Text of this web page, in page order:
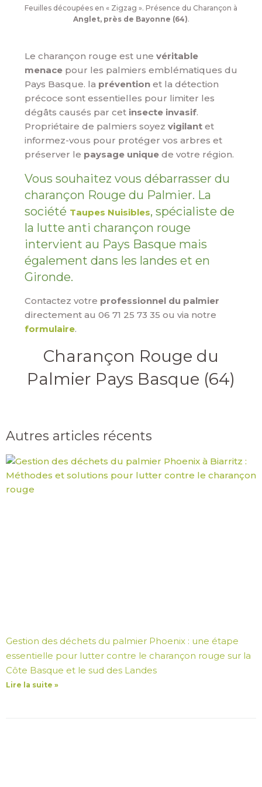
Feuilles découpées en « Zigzag ». Présence du Charançon à
Anglet, près de Bayonne (64).
Le charançon rouge est une véritable
menace pour les palmiers emblématiques du
Pays Basque. la prévention et la détection
précoce sont essentielles pour limiter les
dégâts causés par cet insecte invasif.
Propriétaire de palmiers soyez vigilant et
informez-vous pour protéger vos arbres et
préserver le paysage unique de votre région.
Vous souhaitez vous débarrasser du
charançon Rouge du Palmier. La
société Taupes Nuisibles, spécialiste de
la lutte anti charançon rouge
intervient au Pays Basque mais
également dans les landes et en
Gironde.
Contactez votre professionnel du palmier
directement au 06 71 25 73 35 ou via notre
formulaire.
Charançon Rouge du
Palmier Pays Basque (64)
Autres articles récents
Gestion des déchets du palmier Phoenix : une étape
essentielle pour lutter contre le charançon rouge sur la
Côte Basque et le sud des Landes
Lire la suite »